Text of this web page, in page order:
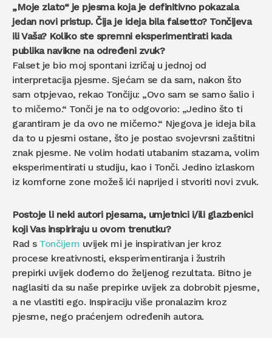
„Moje zlato“ je pjesma koja je definitivno pokazala
jedan novi pristup. Čija je ideja bila falsetto? Tončijeva
ili Vaša? Koliko ste spremni eksperimentirati kada
publika navikne na određeni zvuk?
Falset je bio moj spontani izričaj u jednoj od
interpretacija pjesme. Sjećam se da sam, nakon što
sam otpjevao, rekao Tončiju: „Ovo sam se samo šalio i
to mičemo.“ Tonči je na to odgovorio: „Jedino što ti
garantiram je da ovo ne mičemo.“ Njegova je ideja bila
da to u pjesmi ostane, što je postao svojevrsni zaštitni
znak pjesme. Ne volim hodati utabanim stazama, volim
eksperimentirati u studiju, kao i Tonči. Jedino izlaskom
iz komforne zone možeš ići naprijed i stvoriti novi zvuk.
Postoje li neki autori pjesama, umjetnici i/ili glazbenici
koji Vas inspiriraju u ovom trenutku?
Rad s Tončijem uvijek mi je inspirativan jer kroz
procese kreativnosti, eksperimentiranja i žustrih
prepirki uvijek dođemo do željenog rezultata. Bitno je
naglasiti da su naše prepirke uvijek za dobrobit pjesme,
a ne vlastiti ego. Inspiraciju više pronalazim kroz
pjesme, nego praćenjem određenih autora.